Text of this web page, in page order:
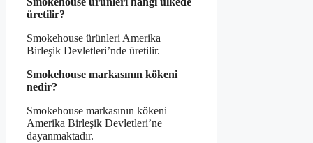
üretilir?
Smokehouse ürünleri Amerika
Birleşik Devletleri’nde üretilir.
Smokehouse markasının kökeni
nedir?
Smokehouse markasının kökeni
Amerika Birleşik Devletleri’ne
dayanmaktadır.